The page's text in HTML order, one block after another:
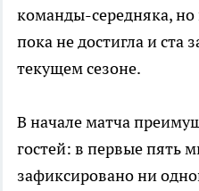
команды-середняка, но
пока не достигла и
текущем сезоне.
В начале матча
гостей: в первые пять
зафиксировано ни